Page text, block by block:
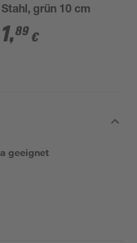
Stahl, grün 10 cm
1,89 €
geeignet